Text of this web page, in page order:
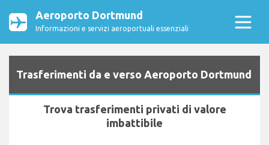
Aeroporto Dortmund
Informazioni e servizi aeroportuali essenziali
Trasferimenti da e verso Aeroporto Dortmund
Trova trasferimenti privati di valore
imbattibile